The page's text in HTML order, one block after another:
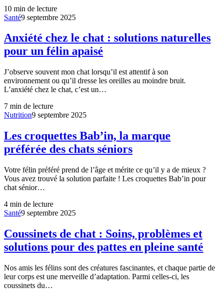
10 min de lecture
Santé9 septembre 2025
Anxiété chez le chat : solutions naturelles
pour un félin apaisé
J’observe souvent mon chat lorsqu’il est attentif à son
environnement ou qu’il dresse les oreilles au moindre bruit.
L’anxiété chez le chat, c’est un…
7 min de lecture
Nutrition9 septembre 2025
Les croquettes Bab’in, la marque
préférée des chats séniors
Votre félin préféré prend de l’âge et mérite ce qu’il y a de mieux ?
Vous avez trouvé la solution parfaite ! Les croquettes Bab’in pour
chat sénior…
4 min de lecture
Santé9 septembre 2025
Coussinets de chat : Soins, problèmes et
solutions pour des pattes en pleine santé
Nos amis les félins sont des créatures fascinantes, et chaque partie de
leur corps est une merveille d’adaptation. Parmi celles-ci, les
coussinets du…